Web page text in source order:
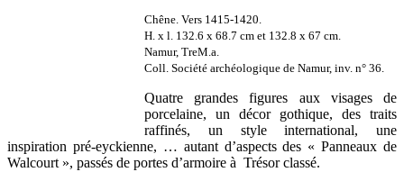
Chêne. Vers 1415-1420.
H. x l. 132.6 x 68.7 cm et 132.8 x 67 cm.
Namur, TreM.a.
Coll. Société archéologique de Namur, inv. n° 36.
Quatre grandes figures aux visages de
porcelaine, un décor gothique, des traits
raffinés, un style international, une
inspiration pré-eyckienne, … autant d’aspects des « Panneaux de
Walcourt », passés de portes d’armoire à Trésor classé.